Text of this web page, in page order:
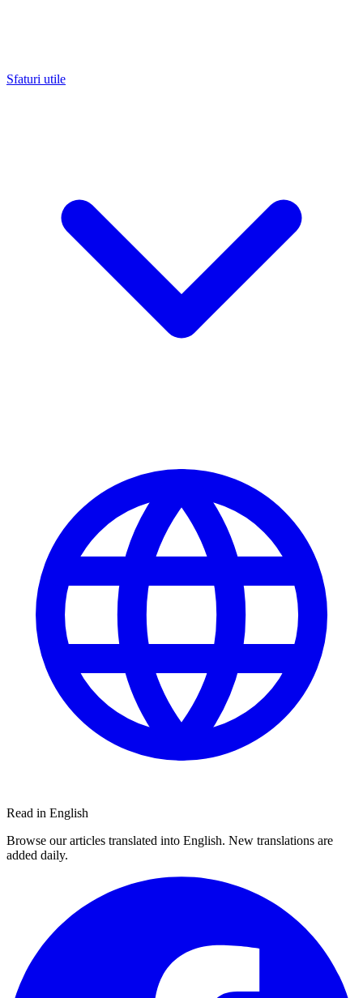
Sfaturi utile
Read in English
Browse our articles translated into English. New translations are
added daily.